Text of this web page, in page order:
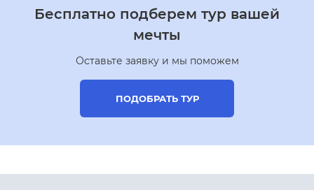
Бесплатно подберем тур вашей
мечты
Оставьте заявку и мы поможем
ПОДОБРАТЬ ТУР